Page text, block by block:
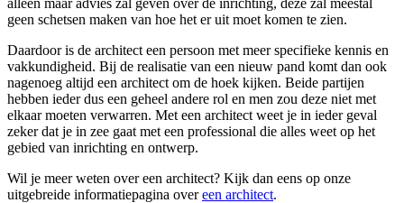
geen schetsen maken van hoe het er uit moet komen te zien.
Daardoor is de architect een persoon met meer specifieke kennis en
vakkundigheid. Bij de realisatie van een nieuw pand komt dan ook
nagenoeg altijd een architect om de hoek kijken. Beide partijen
hebben ieder dus een geheel andere rol en men zou deze niet met
elkaar moeten verwarren. Met een architect weet je in ieder geval
zeker dat je in zee gaat met een professional die alles weet op het
gebied van inrichting en ontwerp.
Wil je meer weten over een architect? Kijk dan eens op onze
uitgebreide informatiepagina overeen architect.